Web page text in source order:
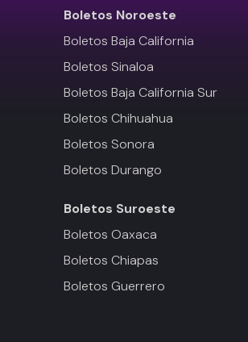
Boletos Noroeste
Boletos Baja California
Boletos Sinaloa
Boletos Baja California Sur
Boletos Chihuahua
Boletos Sonora
Boletos Durango
Boletos Suroeste
Boletos Oaxaca
Boletos Chiapas
Boletos Guerrero